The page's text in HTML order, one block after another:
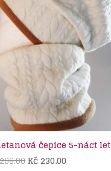
čepice 5-náct let
Původní
Kč 230.00